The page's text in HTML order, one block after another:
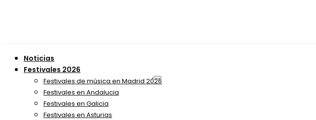
Noticias
Festivales 2026
Festivales de música en Madrid 2026
Festivales en Andalucia
Festivales en Galicia
Festivales en Asturias